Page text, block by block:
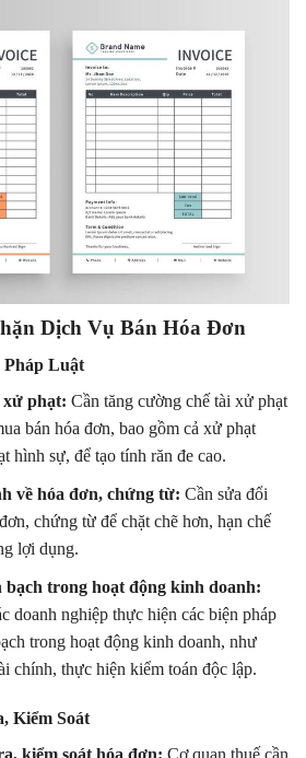
Dịch Vụ Bán Hóa Đơn
Pháp Luật
xử phạt: Cần tăng cường chế tài xử phạt
bán hóa đơn, bao gồm cả xử phạt
hình sự, để tạo tính răn đe cao.
về hóa đơn, chứng từ: Cần sửa đổi
chứng từ để chặt chẽ hơn, hạn chế
lợi dụng.
bạch trong hoạt động kinh doanh:
doanh nghiệp thực hiện các biện pháp
trong hoạt động kinh doanh, như
chính, thực hiện kiểm toán độc lập.
Kiểm Soát